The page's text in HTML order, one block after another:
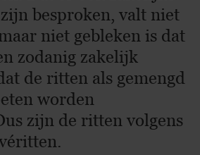
besproken, valt niet
niet gebleken is dat
zodanig zakelijk
de ritten als gemengd
worden
zijn de ritten volgens